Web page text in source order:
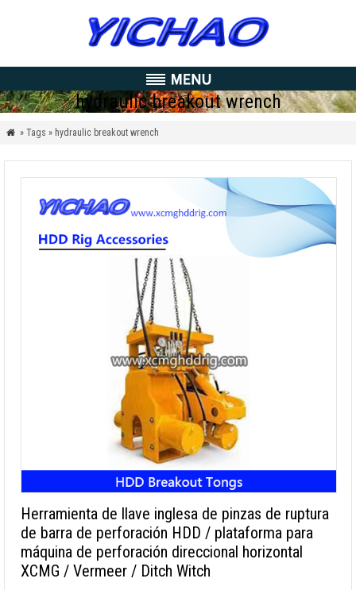
hydraulic breakout wrench
 » Tags » hydraulic breakout wrench
Herramienta de llave inglesa de pinzas de ruptura
de barra de perforación HDD / plataforma para
máquina de perforación direccional horizontal
XCMG / Vermeer / Ditch Witch